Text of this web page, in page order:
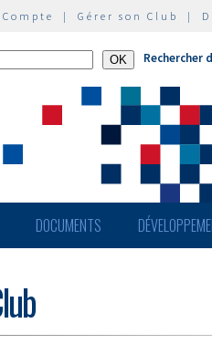
| Gérer son Club |
Rechercher
DOCUMENTS